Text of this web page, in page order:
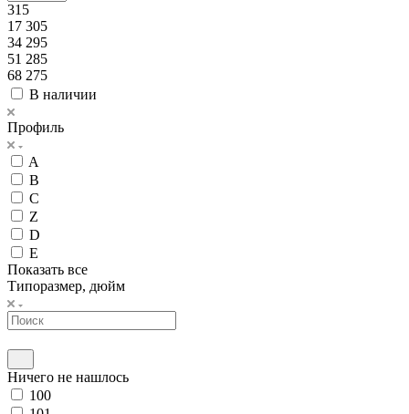
315
17 305
34 295
51 285
68 275
В наличии
Профиль
A
B
C
Z
D
E
Показать все
Типоразмер, дюйм
Ничего не нашлось
100